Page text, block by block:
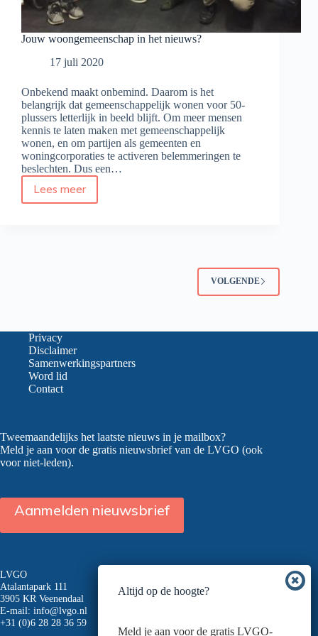
Jouw woongemeenschap in het nieuws?
17 juli 2020
Onbekend maakt onbemind. Daarom is het
belangrijk dat gemeenschappelijk wonen voor 50-
plussers letterlijk in beeld blijft. Om meer mensen
kennis te laten maken met gemeenschappelijk
wonen, en om partijen als gemeenten en
woningcorporaties te activeren belemmeringen te
beslechten. Dus een…
Lees meer
Jouw
VOLGENDE
Privacy
Disclaimer
Samenwerkingspartners
Word lid
Contact
Tweemaandelijks het laatste nieuws in je mailbox?
Meld je aan voor de gratis nieuwsbrief van de LVGO (ook
voor niet-leden).
Aanmelden nieuwsbrief
LVGO
Atalantapark 111
3905 KR Veenendaal
E-mail: info@lvgo.nl
+31 (0)6 28 28 36 59
Altijd op de hoogte?
Meld je aan voor de gratis LVGO-